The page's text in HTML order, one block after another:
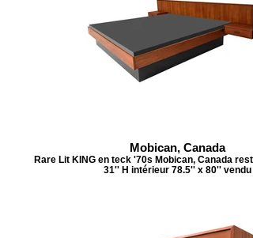
Mobican, Canada
Rare Lit KING en teck '70s Mobican, Canada
31'' H intérieur 78.5'' x 80'' vendu